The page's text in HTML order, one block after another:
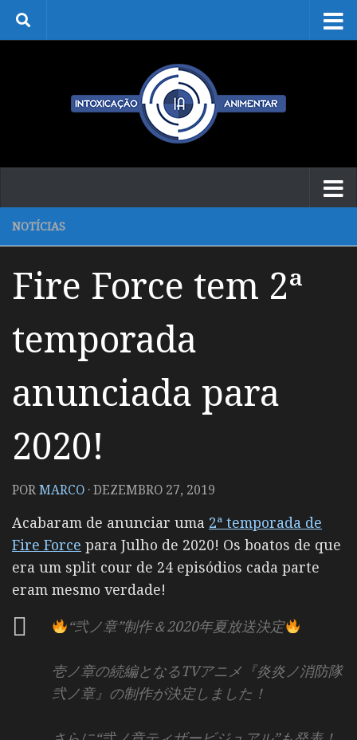
Skip to content
NOTÍCIAS
Fire Force tem 2ª
temporada
anunciada para
2020!
PORMARCO ·DEZEMBRO 27, 2019
Acabaram de anunciar uma 2ª temporada de
Fire Force para Julho de 2020! Os boatos de que
era um split cour de 24 episódios cada parte
eram mesmo verdade!
“弐ノ章”制作＆2020年夏放送決定
壱ノ章の続編となるTVアニメ『炎炎ノ消防隊
弐ノ章』の制作が決定しました！